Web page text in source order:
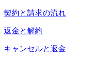
契約と請求の流れ
返金と解約
キャンセルと返金